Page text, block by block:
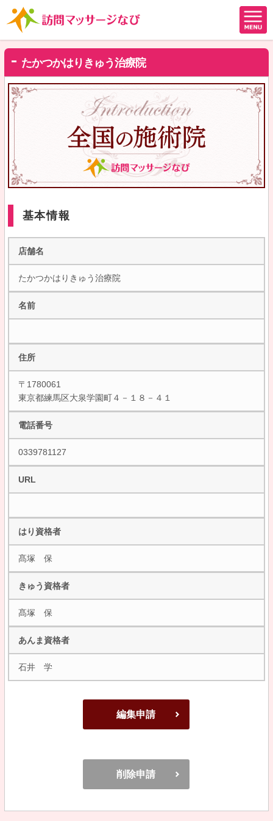
たかつかはりきゅう治療院
基本情報
店舗名
たかつかはりきゅう治療院
名前
住所
〒1780061
東京都練馬区大泉学園町４－１８－４１
電話番号
0339781127
URL
はり資格者
髙塚 保
きゅう資格者
髙塚 保
あんま資格者
石井 学
編集申請
削除申請